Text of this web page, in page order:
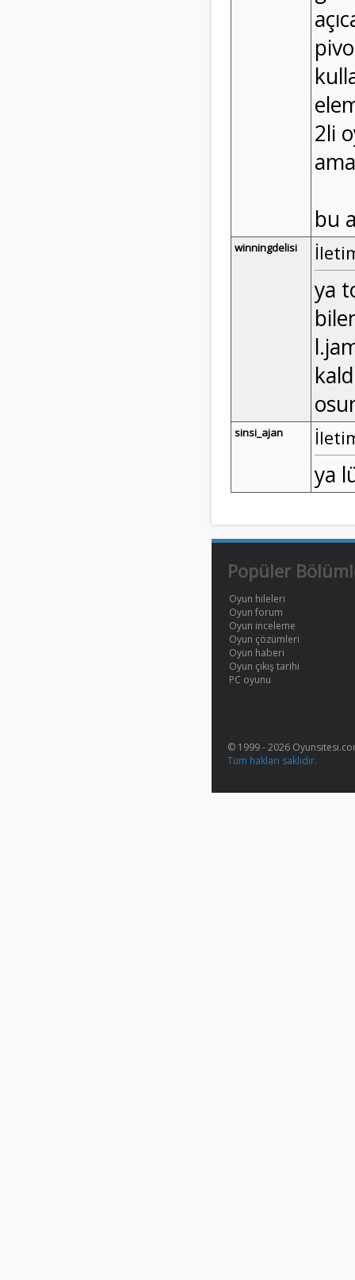
2li
bu
winningdelisi
ya
sinsi_ajan
ya
Popüler
Oyun hileleri
Oyun forum
Oyun inceleme
Oyun çözümleri
Oyun haberi
Oyun çıkış tarihi
PC oyunu
© 1999 - 2026
Tüm hakları saklıdır.